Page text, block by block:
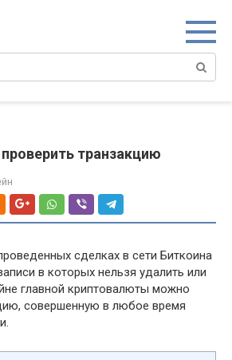
транзакцию
сделках в сети Биткоина
в которых нельзя удалить или
главной криптовалюты можно
совершенную в любое время